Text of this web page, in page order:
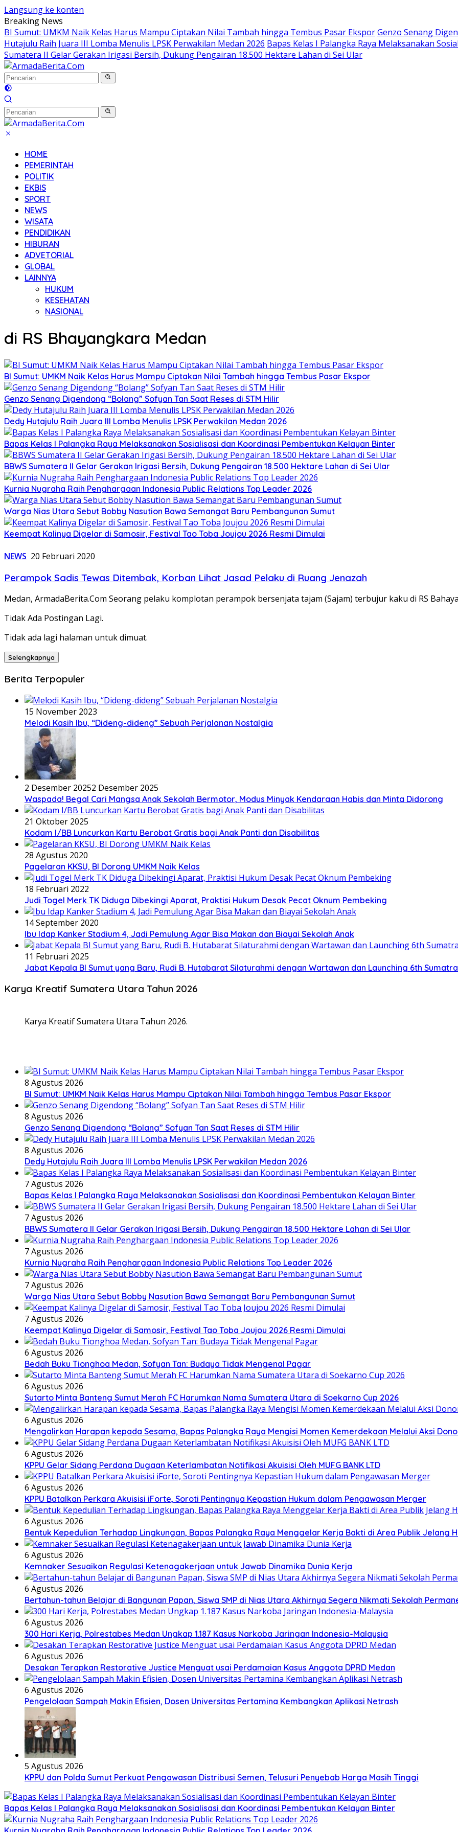
Langsung ke konten
Breaking News
BI Sumut: UMKM Naik Kelas Harus Mampu Ciptakan Nilai Tambah hingga Tembus Pasar EksporGenzo Senang
Hutajulu Raih Juara III Lomba Menulis LPSK Perwakilan Medan 2026 Bapas Kelas I Palangka Raya Melaksanakan
Sumatera II Gelar Gerakan Irigasi Bersih, Dukung Pengairan 18.500 Hektare Lahan di Sei Ular
HOME
PEMERINTAH
POLITIK
EKBIS
SPORT
NEWS
WISATA
PENDIDIKAN
HIBURAN
ADVETORIAL
GLOBAL
LAINNYA
HUKUM
KESEHATAN
NASIONAL
di RS Bhayangkara Medan
BI Sumut: UMKM Naik Kelas Harus Mampu Ciptakan Nilai Tambah hingga Tembus Pasar Ekspor
Genzo Senang Digendong “Bolang” Sofyan Tan Saat Reses di STM Hilir
Dedy Hutajulu Raih Juara III Lomba Menulis LPSK Perwakilan Medan 2026
Bapas Kelas I Palangka Raya Melaksanakan Sosialisasi dan Koordinasi Pembentukan Kelayan Binter
BBWS Sumatera II Gelar Gerakan Irigasi Bersih, Dukung Pengairan 18.500 Hektare Lahan di Sei Ular
Kurnia Nugraha Raih Penghargaan Indonesia Public Relations Top Leader 2026
Warga Nias Utara Sebut Bobby Nasution Bawa Semangat Baru Pembangunan Sumut
Keempat Kalinya Digelar di Samosir, Festival Tao Toba Joujou 2026 Resmi Dimulai
NEWS 20 Februari 2020
Perampok Sadis Tewas Ditembak, Korban Lihat Jasad Pelaku di Ruang Jenazah
Medan, ArmadaBerita.Com Seorang pelaku komplotan perampok bersenjata tajam (Sajam) terbujur kaku di RS
Tidak Ada Postingan Lagi.
Tidak ada lagi halaman untuk dimuat.
Selengkapnya
Berita Terpopuler
15 November 2023
Melodi Kasih Ibu, “Dideng-dideng” Sebuah Perjalanan Nostalgia
2 Desember 20252 Desember 2025
Waspada! Begal Cari Mangsa Anak Sekolah Bermotor, Modus Minyak Kendaraan Habis dan Minta Didorong
21 Oktober 2025
Kodam I/BB Luncurkan Kartu Berobat Gratis bagi Anak Panti dan Disabilitas
28 Agustus 2020
Pagelaran KKSU, BI Dorong UMKM Naik Kelas
18 Februari 2022
Judi Togel Merk TK Diduga Dibekingi Aparat, Praktisi Hukum Desak Pecat Oknum Pembeking
14 September 2020
Ibu Idap Kanker Stadium 4, Jadi Pemulung Agar Bisa Makan dan Biayai Sekolah Anak
11 Februari 2025
Jabat Kepala BI Sumut yang Baru, Rudi B. Hutabarat Silaturahmi dengan Wartawan dan Launching 6th
Karya Kreatif Sumatera Utara Tahun 2026
Karya Kreatif Sumatera Utara Tahun 2026.
8 Agustus 2026
BI Sumut: UMKM Naik Kelas Harus Mampu Ciptakan Nilai Tambah hingga Tembus Pasar Ekspor
8 Agustus 2026
Genzo Senang Digendong “Bolang” Sofyan Tan Saat Reses di STM Hilir
8 Agustus 2026
Dedy Hutajulu Raih Juara III Lomba Menulis LPSK Perwakilan Medan 2026
7 Agustus 2026
Bapas Kelas I Palangka Raya Melaksanakan Sosialisasi dan Koordinasi Pembentukan Kelayan Binter
7 Agustus 2026
BBWS Sumatera II Gelar Gerakan Irigasi Bersih, Dukung Pengairan 18.500 Hektare Lahan di Sei Ular
7 Agustus 2026
Kurnia Nugraha Raih Penghargaan Indonesia Public Relations Top Leader 2026
7 Agustus 2026
Warga Nias Utara Sebut Bobby Nasution Bawa Semangat Baru Pembangunan Sumut
7 Agustus 2026
Keempat Kalinya Digelar di Samosir, Festival Tao Toba Joujou 2026 Resmi Dimulai
6 Agustus 2026
Bedah Buku Tionghoa Medan, Sofyan Tan: Budaya Tidak Mengenal Pagar
6 Agustus 2026
Sutarto Minta Banteng Sumut Merah FC Harumkan Nama Sumatera Utara di Soekarno Cup 2026
6 Agustus 2026
Mengalirkan Harapan kepada Sesama, Bapas Palangka Raya Mengisi Momen Kemerdekaan Melalui Aksi
6 Agustus 2026
KPPU Gelar Sidang Perdana Dugaan Keterlambatan Notifikasi Akuisisi Oleh MUFG BANK LTD
6 Agustus 2026
KPPU Batalkan Perkara Akuisisi iForte, Soroti Pentingnya Kepastian Hukum dalam Pengawasan Merger
6 Agustus 2026
Bentuk Kepedulian Terhadap Lingkungan, Bapas Palangka Raya Menggelar Kerja Bakti di Area Publik Jelang
6 Agustus 2026
Kemnaker Sesuaikan Regulasi Ketenagakerjaan untuk Jawab Dinamika Dunia Kerja
6 Agustus 2026
Bertahun-tahun Belajar di Bangunan Papan, Siswa SMP di Nias Utara Akhirnya Segera Nikmati Sekolah
6 Agustus 2026
300 Hari Kerja, Polrestabes Medan Ungkap 1.187 Kasus Narkoba Jaringan Indonesia-Malaysia
6 Agustus 2026
Desakan Terapkan Restorative Justice Menguat usai Perdamaian Kasus Anggota DPRD Medan
6 Agustus 2026
Pengelolaan Sampah Makin Efisien, Dosen Universitas Pertamina Kembangkan Aplikasi Netrash
5 Agustus 2026
KPPU dan Polda Sumut Perkuat Pengawasan Distribusi Semen, Telusuri Penyebab Harga Masih Tinggi
Bapas Kelas I Palangka Raya Melaksanakan Sosialisasi dan Koordinasi Pembentukan Kelayan Binter